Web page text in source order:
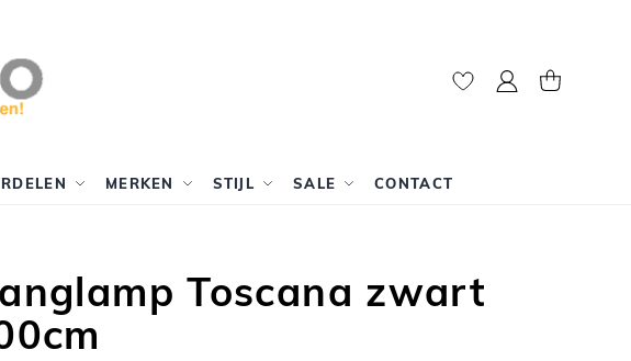
Mijn account
MERKEN STIJL SALE CONTACT
Toscana zwart